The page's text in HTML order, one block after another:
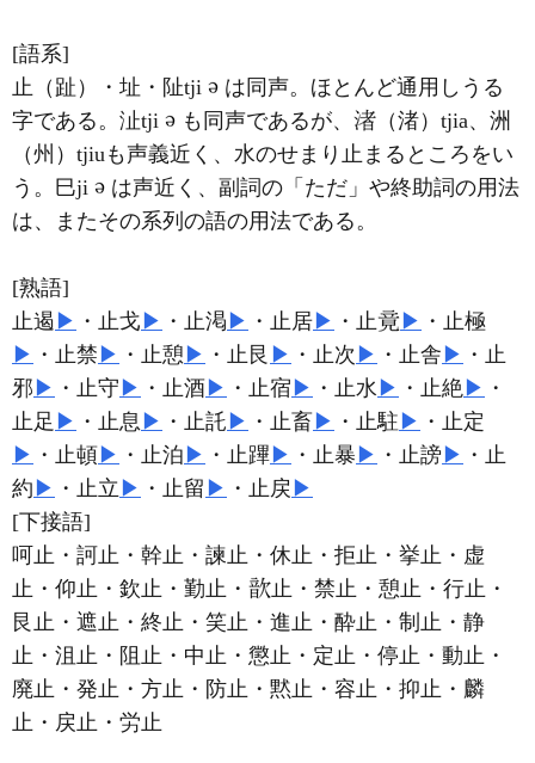
[語系]
止（趾）・址・阯tji
は同声。ほとんど通用しうる
字である。沚tji
も同声であるが、
（渚）tjia、洲
（州）tjiuも声義近く、水のせまり止まるところをい
う。巳ji
は声近く、副詞の「ただ」や終助詞の用法
は、またその系列の語の用法である。
[熟語]
止遏 ▶ ・止戈 ▶ ・止渇 ▶ ・止居 ▶ ・止 ▶ ・止極
▶ ・止禁 ▶ ・止憩 ▶ ・止艮 ▶ ・止次 ▶ ・止舎 ▶ ・止
邪 ▶ ・止守 ▶ ・止酒 ▶ ・止宿 ▶ ・止水 ▶ ・止絶 ▶ ・
止足 ▶ ・止息 ▶ ・止託 ▶ ・止畜 ▶ ・止駐 ▶ ・止定
▶ ・止頓 ▶ ・止泊 ▶ ・止蹕 ▶ ・止暴 ▶ ・止謗 ▶ ・止
約 ▶ ・止立 ▶ ・止留 ▶ ・止戻 ▶
[下接語]
呵止・訶止・幹止・諫止・休止・拒止・挙止・虚
止・仰止・欽止・勤止・
止・禁止・憩止・行止・
艮止・遮止・終止・笑止・進止・酔止・制止・静
止・沮止・阻止・中止・懲止・定止・停止・動止・
廃止・発止・方止・防止・黙止・容止・抑止・麟
止・戻止・労止